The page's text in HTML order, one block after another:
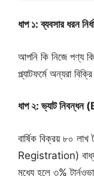
ধাপ ১: ব্যবসার ধরন
আপনি কি নিজে পণ্য
প্ল্যাটফর্মে অন্যরা
ধাপ ২: ভ্যাট
বার্ষিক বিক্রয় ৮০
Registration)
মধ্যে হলে ৩%